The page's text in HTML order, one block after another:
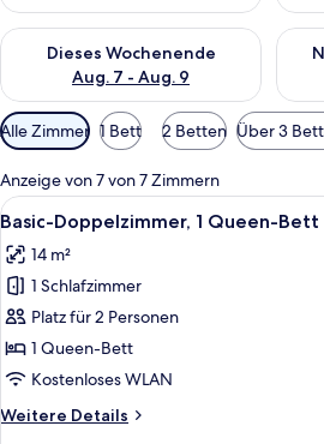
Dieses Wochenende
Aug. 7 - Aug. 9
Überprüfe die Verfügbarkeit für
Verfügbare
Filter
für
Zimmer
Alle Zimmer 1 Bett 2 Betten Über 3
Anzeige von 7 von 7 Zimmern
Alle
Fotos
für
Basic-
Doppelzimmer,
1
Queen-
anzeigen
Ein
7
Basic-Doppelzimmer, 1 Queen-Bett
14 m²
1 Schlafzimmer
Platz für 2 Personen
1 Queen-Bett
Kostenloses WLAN
Weitere Details
Weitere